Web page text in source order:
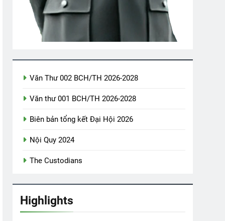
CSVSQ Trương Văn Minh K22
3 Years AgoVăn Thư 002 BCH/TH 2026-2028
Văn thư 001 BCH/TH 2026-2028
Biên bản tổng kết Đại Hội 2026
Nội Quy 2024
The Custodians
Highlights